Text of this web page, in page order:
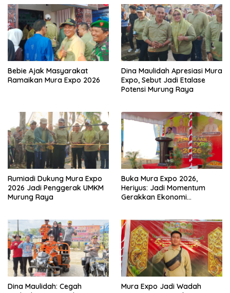
Bebie Ajak Masyarakat
Ramaikan Mura Expo 2026
Dina Maulidah Apresiasi Mura
Expo, Sebut Jadi Etalase
Potensi Murung Raya
Rumiadi Dukung Mura Expo
2026 Jadi Penggerak UMKM
Murung Raya
Buka Mura Expo 2026,
Heriyus: Jadi Momentum
Gerakkan Ekonomi
Dina Maulidah: Cegah
Mura Expo Jadi Wadah